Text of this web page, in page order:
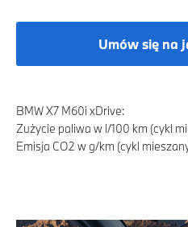
Umów się na
BMW X7 M60i xDrive:
Zużycie paliwa w l/100 km (cykl
Emisja CO2 w g/km (cykl